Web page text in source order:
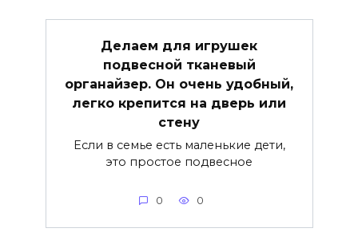
Делаем для игрушек
подвесной тканевый
органайзер. Он очень удобный,
легко крепится на дверь или
стену
Если в семье есть маленькие дети,
это простое подвесное
0 0